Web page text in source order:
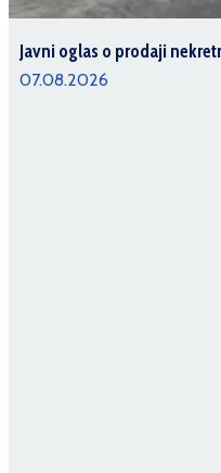
07.08.2026